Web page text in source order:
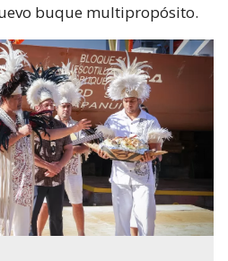
buque multipropósito.